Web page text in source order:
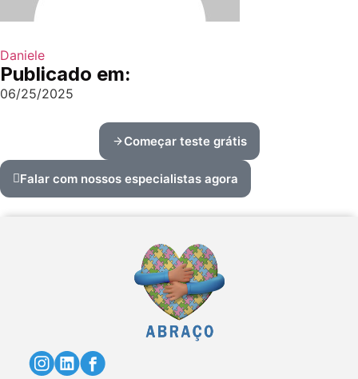
Daniele
Publicado em:
06/25/2025
Começar teste grátis
Falar com nossos especialistas agora